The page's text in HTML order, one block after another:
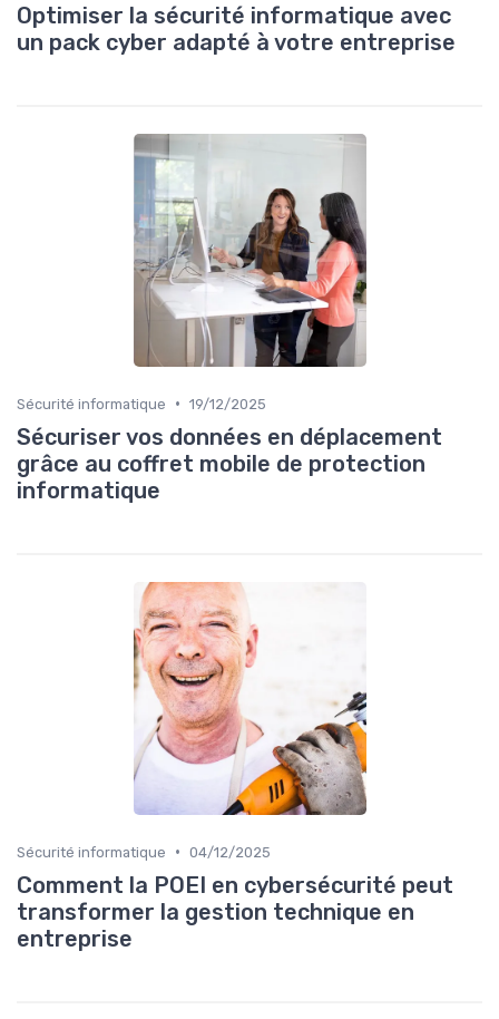
Optimiser la sécurité informatique avec
un pack cyber adapté à votre entreprise
Sécurité informatique • 19/12/2025
Sécuriser vos données en déplacement
grâce au coffret mobile de protection
informatique
Sécurité informatique • 04/12/2025
Comment la POEI en cybersécurité peut
transformer la gestion technique en
entreprise